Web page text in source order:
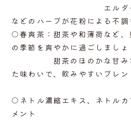
ACCESS
ABOUT
エルダーフラワ
などのハーブが花粉による不
○春爽茶：甜茶や和薄荷など、
の季節を爽やかに過ごしましょ
甜茶のほのかな甘みと
た味わいで、飲みやすいブレン
○ネトル濃縮エキス、ネトルカ
メント